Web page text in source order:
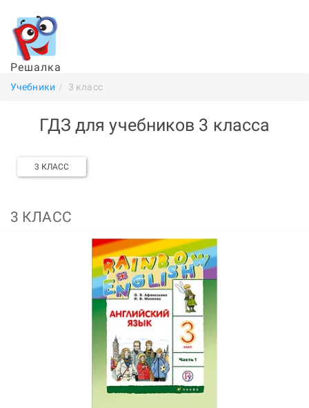
Решалка
Учебники 3 класс
ГДЗ для учебников 3 класса
3 КЛАСС
3 КЛАСС